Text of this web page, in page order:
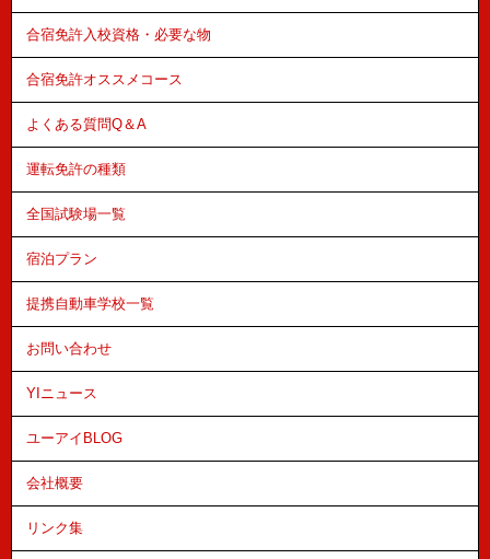
合宿免許入校資格・必要な物
合宿免許オススメコース
よくある質問Q＆A
運転免許の種類
全国試験場一覧
宿泊プラン
提携自動車学校一覧
お問い合わせ
YIニュース
ユーアイBLOG
会社概要
リンク集